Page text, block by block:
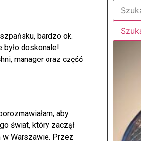
bardzo ok.
było doskonale!
manager oraz część
aby
świat, który zaczął
w Warszawie. Przez